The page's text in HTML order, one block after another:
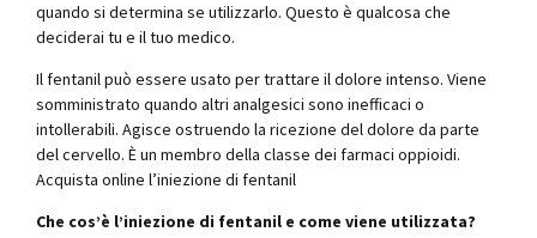
quando si determina se utilizzarlo. Questo è qualcosa che
deciderai tu e il tuo medico.
Il fentanil può essere usato per trattare il dolore intenso. Viene
somministrato quando altri analgesici sono inefficaci o
intollerabili. Agisce ostruendo la ricezione del dolore da parte
del cervello. È un membro della classe dei farmaci oppioidi.
Acquista online l’iniezione di fentanil
Che cos’è l’iniezione di fentanil e come viene utilizzata?